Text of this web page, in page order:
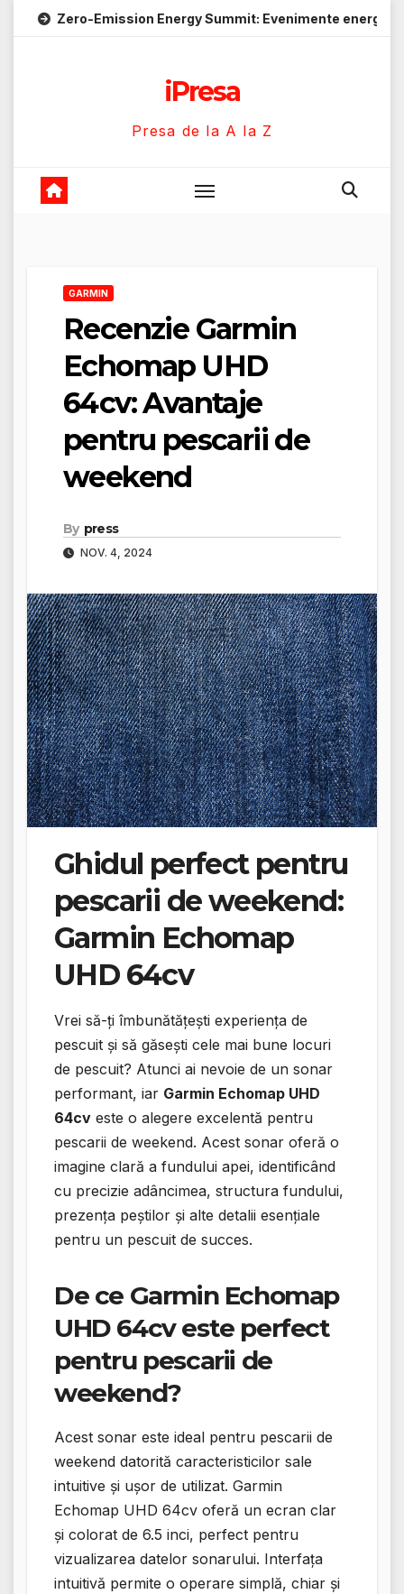
Emission Energy Summit: Evenimente energie despre
iPresa
Presa de la A la Z
GARMIN
Recenzie Garmin
Echomap UHD
64cv: Avantaje
pentru pescarii de
weekend
By press
NOV. 4, 2024
Ghidul perfect pentru
pescarii de weekend:
Garmin Echomap
UHD 64cv
Vrei să-ți îmbunătățești experiența de
pescuit și să găsești cele mai bune locuri
de pescuit? Atunci ai nevoie de un sonar
performant, iar Garmin Echomap UHD
64cv este o alegere excelentă pentru
pescarii de weekend. Acest sonar oferă o
imagine clară a fundului apei, identificând
cu precizie adâncimea, structura fundului,
prezența peștilor și alte detalii esențiale
pentru un pescuit de succes.
De ce Garmin Echomap
UHD 64cv este perfect
pentru pescarii de
weekend?
Acest sonar este ideal pentru pescarii de
weekend datorită caracteristicilor sale
intuitive și ușor de utilizat. Garmin
Echomap UHD 64cv oferă un ecran clar
și colorat de 6.5 inci, perfect pentru
vizualizarea datelor sonarului. Interfața
intuitivă permite o operare simplă, chiar și